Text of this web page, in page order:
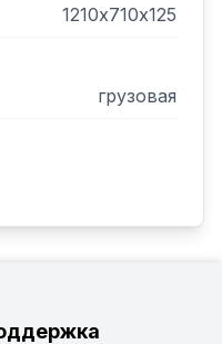
1210х710х125
грузовая